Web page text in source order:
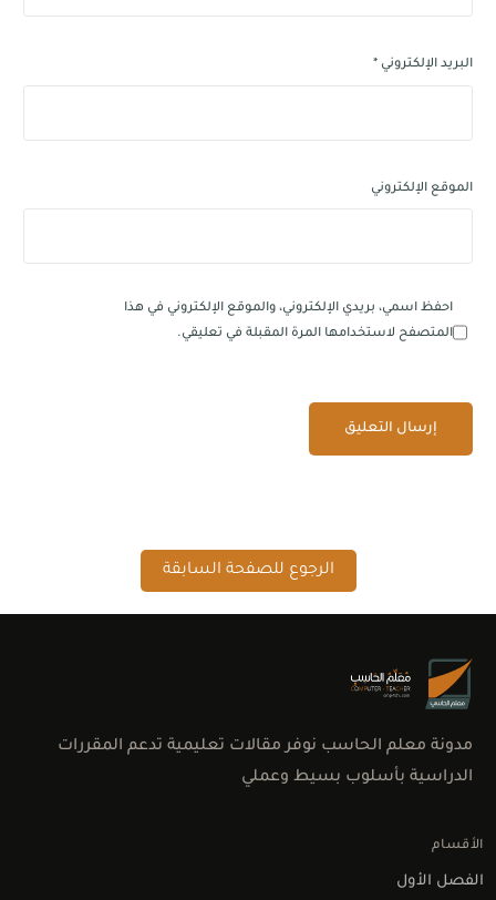
البريد الإلكتروني *
الموقع الإلكتروني
احفظ اسمي، بريدي الإلكتروني، والموقع الإلكتروني في هذا
المتصفح لاستخدامها المرة المقبلة في تعليقي.
الرجوع للصفحة السابقة
مدونة معلم الحاسب نوفر مقالات تعليمية تدعم المقررات
الدراسية بأسلوب بسيط وعملي
الأقسام
الفصل الأول